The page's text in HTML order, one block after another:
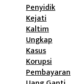
Penyidik
Kejati
Kaltim
Ungkap
Kasus
Korupsi
Pembayaran